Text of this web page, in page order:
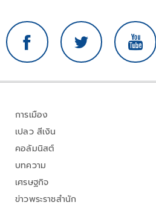
การเมือง
เปลว สีเงิน
คอลัมนิสต์
บทความ
เศรษฐกิจ
ข่าวพระราชสำนัก